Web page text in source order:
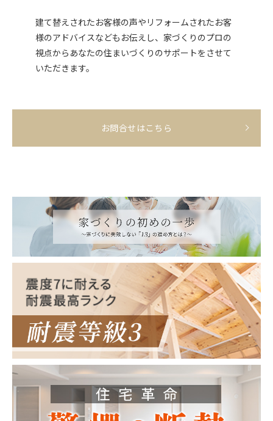
建て替えされたお客様の声やリフォームされたお客
様のアドバイスなどもお伝えし、家づくりのプロの
視点からあなたの住まいづくりのサポートをさせて
いただきます。
お問合せはこちら